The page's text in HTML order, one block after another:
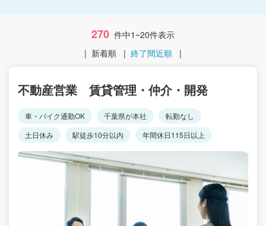
270 件中1~20件表示
| 新着順 | 終了間近順 |
不動産営業 賃貸管理・仲介・開発
車・バイク通勤OK 千葉県が本社
転勤なし
土日休み
駅徒歩10分以内 年間休日115日以上